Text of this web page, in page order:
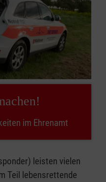
im Ehrenamt
leisten vielen
Teil lebensrettende